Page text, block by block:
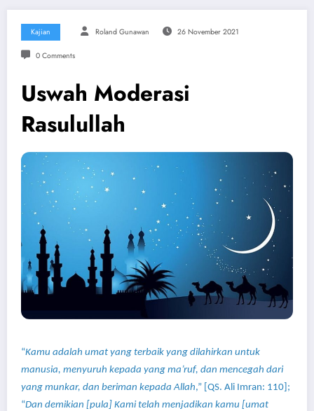
Kajian Roland Gunawan 26 November 2021
0 Comments
Uswah Moderasi
Rasulullah
“Kamu adalah umat yang terbaik yang dilahirkan untuk
manusia, menyuruh kepada yang ma’ruf, dan mencegah dari
yang munkar, dan beriman kepada Allah,” [QS. Ali Imran: 110];
“Dan demikian [pula] Kami telah menjadikan kamu [umat